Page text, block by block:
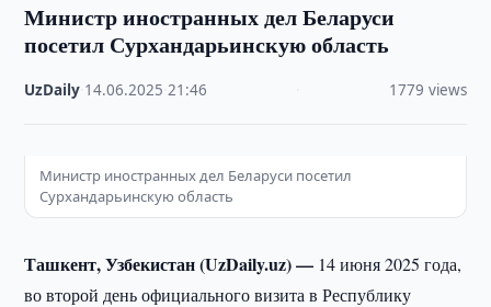
Министр иностранных дел Беларуси
посетил Сурхандарьинскую область
UzDaily 14.06.2025 ·21:46 1779 views
Министр иностранных дел Беларуси посетил
Сурхандарьинскую область
Ташкент, Узбекистан (UzDaily.uz) — 14 июня 2025 года,
во второй день официального визита в Республику